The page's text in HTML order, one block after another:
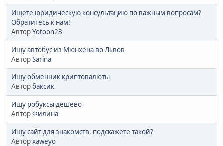
Ищете юридическую консультацию по важным вопросам?
Обратитесь к нам!
АвторYotoon23
Ищу автобус из Мюнхена во Львов
АвторSarina
Ищу обменник криптовалюты
Авторбаксик
Ищу робуксы дешево
АвторФилина
Ищу сайт для знакомств, подскажете такой?
Авторxaweyo